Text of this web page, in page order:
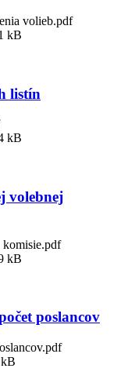
volieb.pdf
kB
listín
kB
volebnej
komisie.pdf
kB
poslancov